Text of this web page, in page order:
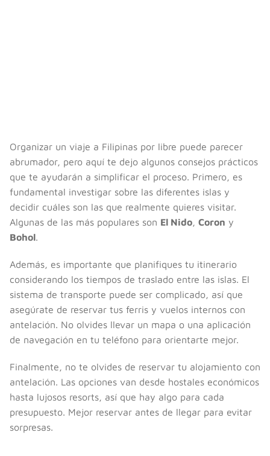
Organizar un viaje a Filipinas por libre puede parecer
abrumador, pero aquí te dejo algunos consejos prácticos
que te ayudarán a simplificar el proceso. Primero, es
fundamental investigar sobre las diferentes islas y
decidir cuáles son las que realmente quieres visitar.
Algunas de las más populares son El Nido, Coron y
Bohol.
Además, es importante que planifiques tu itinerario
considerando los tiempos de traslado entre las islas. El
sistema de transporte puede ser complicado, así que
asegúrate de reservar tus ferris y vuelos internos con
antelación. No olvides llevar un mapa o una aplicación
de navegación en tu teléfono para orientarte mejor.
Finalmente, no te olvides de reservar tu alojamiento con
antelación. Las opciones van desde hostales económicos
hasta lujosos resorts, así que hay algo para cada
presupuesto. Mejor reservar antes de llegar para evitar
sorpresas.